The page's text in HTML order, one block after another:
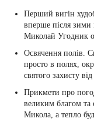
Перший вигін
вперше після
Миколай Угодник
Освячення полів.
просто в полях,
святого захисту
Прикмети про
великим благом
Микола, а тепло